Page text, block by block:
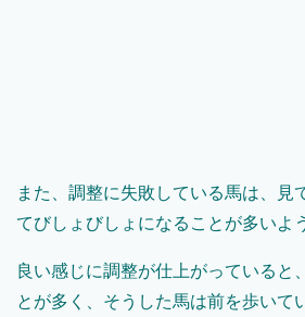
また、調整に失敗している馬は、見
てびしょびしょになることが多いよ
良い感じに調整が仕上がっていると
とが多く、そうした馬は前を歩いて